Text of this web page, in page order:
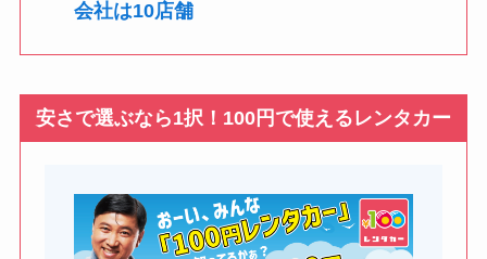
会社は10店舗
安さで選ぶなら1択！100円で使えるレンタカー